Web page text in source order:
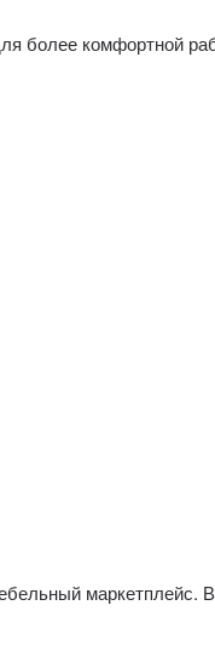
более комфортной
маркетплейс.